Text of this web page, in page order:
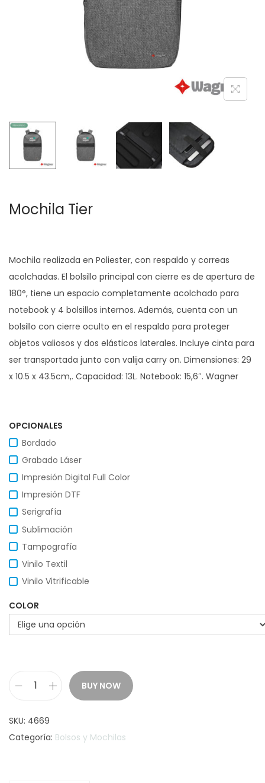
c
i
ó
n
d
o
Mochila Tier
Mochila realizada en Poliester, con respaldo y correas
acolchadas. El bolsillo principal con cierre es de apertura de
180°, tiene un espacio completamente acolchado para
notebook y 4 bolsillos internos. Además, cuenta con un
bolsillo con cierre oculto en el respaldo para proteger
objetos valiosos y dos elásticos laterales. Incluye cinta para
ser transportada junto con valija carry on. Dimensiones: 29
x 10.5 x 43.5cm,. Capacidad: 13L. Notebook: 15,6″. Wagner
OPCIONALES
Bordado
Grabado Láser
Impresión Digital Full Color
Impresión DTF
Serigrafía
Sublimación
Tampografía
Vinilo Textil
Vinilo Vitrificable
COLOR
c
h
BUY NOW
SKU: 4669
Categoría: Bolsos y Mochilas